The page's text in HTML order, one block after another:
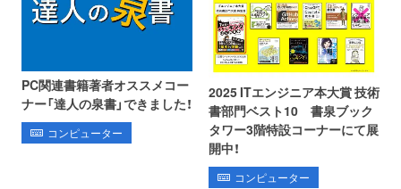
PC関連書籍著者オススメコー
ナー「達人の泉書」できました！
コンピューター
2025 ITエンジニア本大賞 技術
書部門ベスト10 書泉ブック
タワー3階特設コーナーにて展
開中！
コンピューター